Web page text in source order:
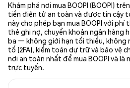
Khám phá nơi mua BOOPI (BOOPI)
tiền điện tử an toàn và được tin cậy
này cho phép bạn mua BOOPI với
thẻ ghi nợ, chuyển khoản ngân hàng
ba — không giới hạn tối thiểu, không
tố (2FA), kiểm toán dự trữ và bảo vệ
nơi an toàn nhất để mua BOOPI và là
trực tuyến.